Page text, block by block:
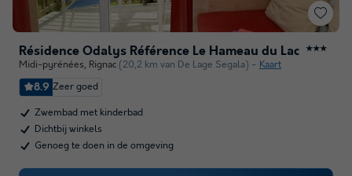
Résidence Odalys Référence Le Hameau du Lac ★★★
Midi-pyrénées, Rignac (20,2 km van De Lage Segala) Kaart
8.9 Zeer goed
Zwembad met kinderbad
Dichtbij winkels
Genoeg te doen in de omgeving